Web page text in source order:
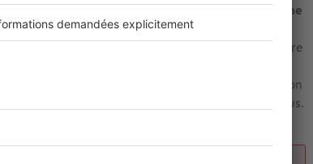
le moment devérifier que votre système
, de dépoussiérer vos radiateurs et de réaliser
chaudière,pompe à chaleur, cheminée ou encore
fin d’été pour vérifier que vos détecteurs de
bien et nettoyer vos bouches d’extraction
pour éviter que l’humidité s’installe chez vous.